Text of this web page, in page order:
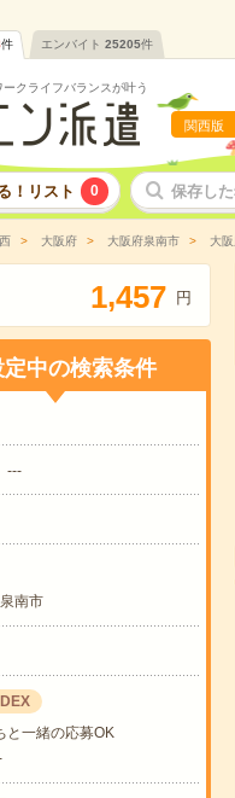
件 エンバイト 25205件
クライフバランスが叶う
関西版
！リスト 0 保存し
大阪府 大阪府泉南市 大
1,457 円
定中の検索条件
---
泉南市
と一緒の応募OK